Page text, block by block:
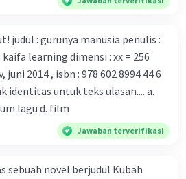
tersebut adalah ... A.
menemukan vaksin virus
perlu segera mempelajari virus
besar bagi kesehatan dunia
cepat. C. Masyarakat perlu
kesehatan dalam menghadapi
mulai menyebar di Indonesia,
masalah besar bagi kesehatan
penokohan D. penyajian alur cerita
:
978 602 8994 44 6
identitas untuk teks ulasan.... a.
lagu d. film
Jawaban terverifikasi
sebuah novel berjudul Kubah